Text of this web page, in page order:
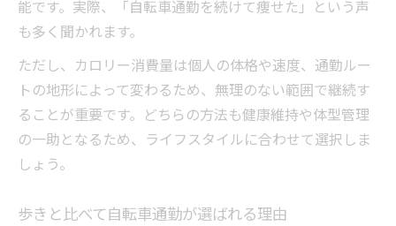
能です。実際、「自転車通勤を続けて痩せた」という声
も多く聞かれます。
ただし、カロリー消費量は個人の体格や速度、通勤ルー
トの地形によって変わるため、無理のない範囲で継続す
ることが重要です。どちらの方法も健康維持や体型管理
の一助となるため、ライフスタイルに合わせて選択しま
しょう。
歩きと比べて自転車通勤が選ばれる理由